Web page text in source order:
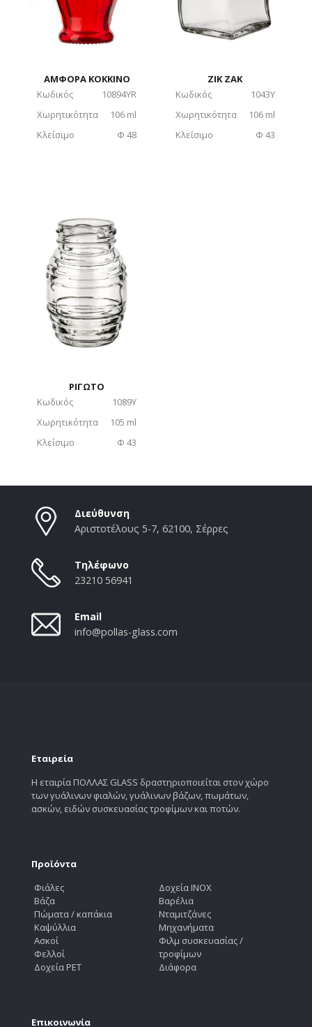
ΑΜΦΟΡΑ ΚΟΚΚΙΝΟ
Κωδικός
10894YR
Χωρητικότητα
106 ml
Κλείσιμο
Φ 48
ΖΙΚ ΖΑΚ
Κωδικός
1043Y
Χωρητικότητα
106 ml
Κλείσιμο
Φ 43
ΡΙΓΩΤΟ
Κωδικός
1089Υ
Χωρητικότητα
105 ml
Κλείσιμο
Φ 43
Διεύθυνση
Αριστοτέλους 5-7, 62100, Σέρρες
Τηλέφωνο
23210 56941
Email
info@pollas-glass.com
Εταιρεία
Η εταιρία ΠΟΛΛΑΣ GLASS δραστηριοποιείται στον χώρο
των γυάλινων φιαλών, γυάλινων βάζων, πωμάτων,
ασκών, ειδών συσκευασίας τροφίμων και ποτών.
Προϊόντα
Φιάλες
Βάζα
Πώματα / καπάκια
Καψύλλια
Ασκοί
Φελλοί
Δοχεία PET
Δοχεία INOX
Βαρέλια
Νταμιτζάνες
Μηχανήματα
Φιλμ συσκευασίας /
τροφίμων
Διάφορα
Επικοινωνία